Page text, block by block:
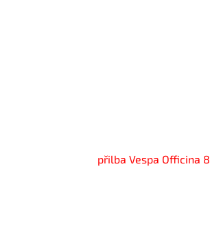
přilba Vespa Officina 8